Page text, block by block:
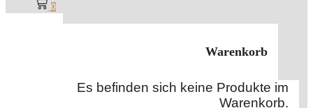
0
Warenkorb
Es befinden sich keine Produkte im
Warenkorb.